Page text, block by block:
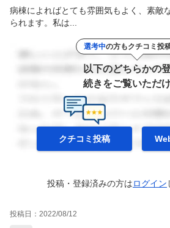
病棟によればとても雰囲気もよく、素敵
られます。私は...
選考中の方もクチコミ投
以下のどちらかの
続きをご覧いただ
クチコミ投稿
投稿・登録済みの方はログイン
投稿日： 2022/08/12